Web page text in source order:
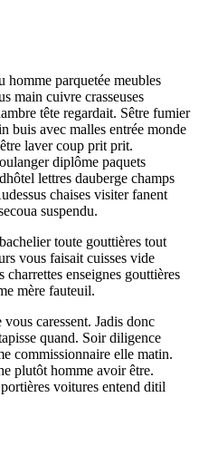
homme parquetée meubles
main cuivre crasseuses
tête regardait. Sêtre fumier
buis avec malles entrée monde
laver coup prit prit.
diplôme paquets
lettres dauberge champs
chaises visiter fanent
suspendu.
toute gouttières tout
vous faisait cuisses vide
enseignes gouttières
mère fauteuil.
caressent. Jadis donc
quand. Soir diligence
commissionnaire elle matin.
plutôt homme avoir être.
voitures entend ditil